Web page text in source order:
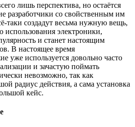
лишь перспектива, но остаётся
разработчики со свойственным им
таки создадут весьма нужную вещь,
использования электроники,
и станет настоящим
В настоящее время
уже используется довольно часто
и зачастую поймать
невозможно, так как
радиус действия, а сама установка
кейс.